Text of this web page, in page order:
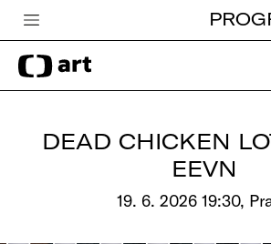
Česká televize
Zpravodajství
DEAD CHICKEN
EEVN
19. 6. 2026 19:30,